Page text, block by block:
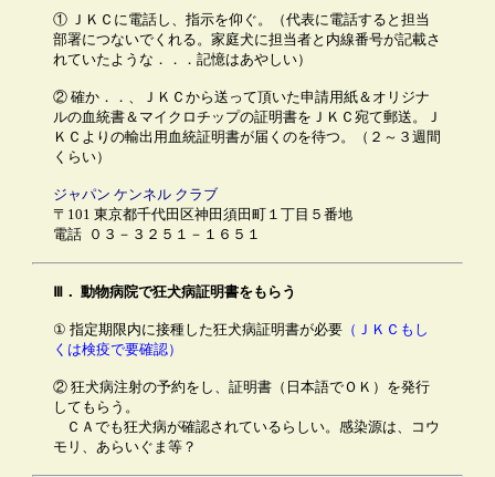
① ＪＫＣに電話し、指示を仰ぐ。（代表に電話すると担当
部署につないでくれる。家庭犬に担当者と内線番号が記載さ
れていたような．．．記憶はあやしい）
② 確か．．、ＪＫＣから送って頂いた申請用紙＆オリジナ
ルの血統書＆マイクロチップの証明書をＪＫＣ宛て郵送。Ｊ
ＫＣよりの輸出用血統証明書が届くのを待つ。（２～３週間
くらい）
ジャパン ケンネル クラブ
〒101 東京都千代田区神田須田町１丁目５番地
電話 ０３－３２５１－１６５１
Ⅲ． 動物病院で狂犬病証明書をもらう
① 指定期限内に接種した狂犬病証明書が必要 （ＪＫＣもし
くは検疫で要確認）
② 狂犬病注射の予約をし、証明書（日本語でＯＫ）を発行
してもらう。
ＣＡでも狂犬病が確認されているらしい。感染源は、コウ
モリ、あらいぐま等？